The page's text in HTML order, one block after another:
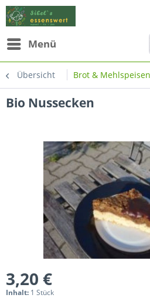
Menü
Übersicht Brot & Mehlspeisen
Bio Nussecken
3,20 €
Inhalt: 1 Stück